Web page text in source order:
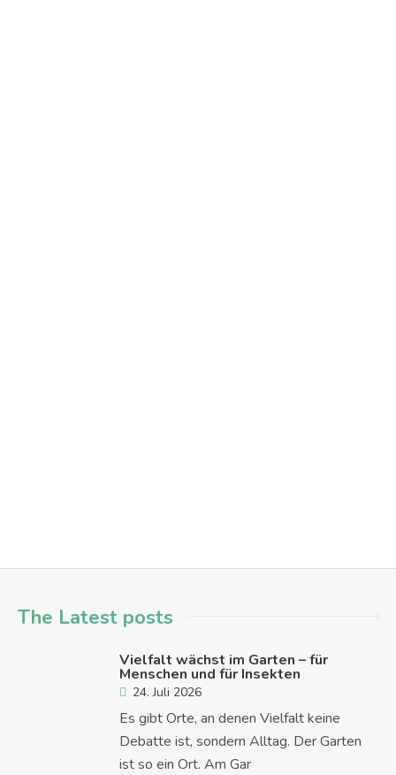
The Latest posts
Vielfalt wächst im Garten – für
Menschen und für Insekten
24. Juli 2026
Es gibt Orte, an denen Vielfalt keine
Debatte ist, sondern Alltag. Der Garten
ist so ein Ort. Am Gar